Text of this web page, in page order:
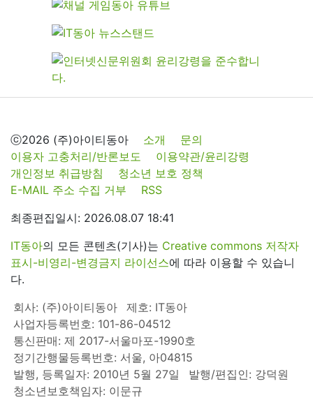
ⓒ2026 (주)아이티동아 소개
문의
이용자 고충처리/반론보도
이용약관/윤리강령
개인정보 취급방침
청소년 보호 정책
E-MAIL 주소 수집 거부
RSS
최종편집일시: 2026.08.07 18:41
IT동아의 모든 콘텐츠(기사)는 Creative commons 저작자
표시-비영리-변경금지 라이선스에 따라 이용할 수 있습니
다.
회사: (주)아이티동아
제호: IT동아
사업자등록번호: 101-86-04512
통신판매: 제 2017-서울마포-1990호
정기간행물등록번호: 서울, 아04815
발행, 등록일자: 2010년 5월 27일
발행/편집인: 강덕원
청소년보호책임자: 이문규